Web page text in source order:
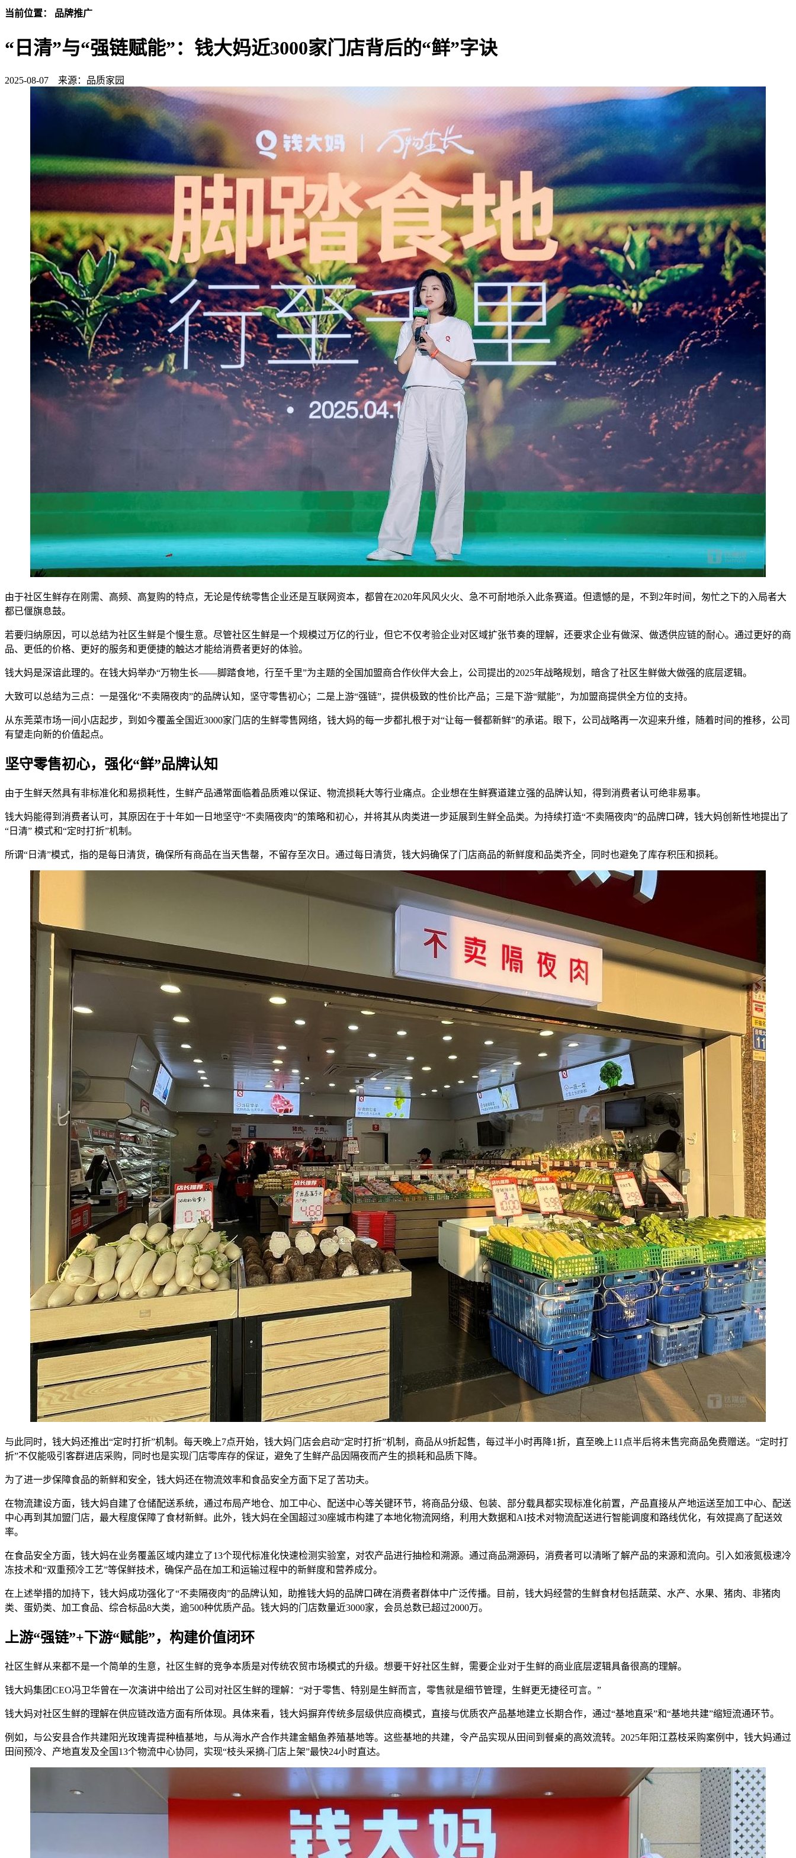
当前位置： 品牌推广
“日清”与“强链赋能”：钱大妈近3000家门店背后的“鲜”字诀
2025-08-07 来源：品质家园
由于社区生鲜存在刚需、高频、高复购的特点，无论是传统零售企业还是互联网资本，都曾在2020年风风火火、急不可耐地杀入此条赛道。但遗憾的是，不到2年时间，匆忙之下的入局者大
都已偃旗息鼓。
若要归纳原因，可以总结为社区生鲜是个慢生意。尽管社区生鲜是一个规模过万亿的行业，但它不仅考验企业对区域扩张节奏的理解，还要求企业有做深、做透供应链的耐心。通过更好的商
品、更低的价格、更好的服务和更便捷的触达才能给消费者更好的体验。
钱大妈是深谙此理的。在钱大妈举办“万物生长——脚踏食地，行至千里”为主题的全国加盟商合作伙伴大会上，公司提出的2025年战略规划，暗含了社区生鲜做大做强的底层逻辑。
大致可以总结为三点：一是强化“不卖隔夜肉”的品牌认知，坚守零售初心；二是上游“强链”，提供极致的性价比产品；三是下游“赋能”，为加盟商提供全方位的支持。
从东莞菜市场一间小店起步，到如今覆盖全国近3000家门店的生鲜零售网络，钱大妈的每一步都扎根于对“让每一餐都新鲜”的承诺。眼下，公司战略再一次迎来升维，随着时间的推移，公司
有望走向新的价值起点。
坚守零售初心，强化“鲜”品牌认知
由于生鲜天然具有非标准化和易损耗性，生鲜产品通常面临着品质难以保证、物流损耗大等行业痛点。企业想在生鲜赛道建立强的品牌认知，得到消费者认可绝非易事。
钱大妈能得到消费者认可，其原因在于十年如一日地坚守“不卖隔夜肉”的策略和初心，并将其从肉类进一步延展到生鲜全品类。为持续打造“不卖隔夜肉”的品牌口碑，钱大妈创新性地提出了
“日清” 模式和“定时打折”机制。
所谓“日清”模式，指的是每日清货，确保所有商品在当天售罄，不留存至次日。通过每日清货，钱大妈确保了门店商品的新鲜度和品类齐全，同时也避免了库存积压和损耗。
与此同时，钱大妈还推出“定时打折”机制。每天晚上7点开始，钱大妈门店会启动“定时打折”机制，商品从9折起售，每过半小时再降1折，直至晚上11点半后将未售完商品免费赠送。“定时打
折”不仅能吸引客群进店采购，同时也是实现门店零库存的保证，避免了生鲜产品因隔夜而产生的损耗和品质下降。
为了进一步保障食品的新鲜和安全，钱大妈还在物流效率和食品安全方面下足了苦功夫。
在物流建设方面，钱大妈自建了仓储配送系统，通过布局产地仓、加工中心、配送中心等关键环节，将商品分级、包装、部分载具都实现标准化前置，产品直接从产地运送至加工中心、配送
中心再到其加盟门店，最大程度保障了食材新鲜。此外，钱大妈在全国超过30座城市构建了本地化物流网络，利用大数据和AI技术对物流配送进行智能调度和路线优化，有效提高了配送效
率。
在食品安全方面，钱大妈在业务覆盖区域内建立了13个现代标准化快速检测实验室，对农产品进行抽检和溯源。通过商品溯源码，消费者可以清晰了解产品的来源和流向。引入如液氮极速冷
冻技术和“双重预冷工艺”等保鲜技术，确保产品在加工和运输过程中的新鲜度和营养成分。
在上述举措的加持下，钱大妈成功强化了“不卖隔夜肉”的品牌认知，助推钱大妈的品牌口碑在消费者群体中广泛传播。目前，钱大妈经营的生鲜食材包括蔬菜、水产、水果、猪肉、非猪肉
类、蛋奶类、加工食品、综合标品8大类，逾500种优质产品。钱大妈的门店数量近3000家，会员总数已超过2000万。
上游“强链”+下游“赋能”，构建价值闭环
社区生鲜从来都不是一个简单的生意，社区生鲜的竞争本质是对传统农贸市场模式的升级。想要干好社区生鲜，需要企业对于生鲜的商业底层逻辑具备很高的理解。
钱大妈集团CEO冯卫华曾在一次演讲中给出了公司对社区生鲜的理解：“对于零售、特别是生鲜而言，零售就是细节管理，生鲜更无捷径可言。”
钱大妈对社区生鲜的理解在供应链改造方面有所体现。具体来看，钱大妈摒弃传统多层级供应商模式，直接与优质农产品基地建立长期合作，通过“基地直采”和“基地共建”缩短流通环节。
例如，与公安县合作共建阳光玫瑰青提种植基地，与从海水产合作共建金鲳鱼养殖基地等。这些基地的共建，令产品实现从田间到餐桌的高效流转。2025年阳江荔枝采购案例中，钱大妈通过
田间预冷、产地直发及全国13个物流中心协同，实现“枝头采摘-门店上架”最快24小时直达。